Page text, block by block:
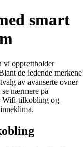
smart
vi opprettholder
de ledende merkene
av avanserte ovner
nærmere på
Wifi-tilkobling og